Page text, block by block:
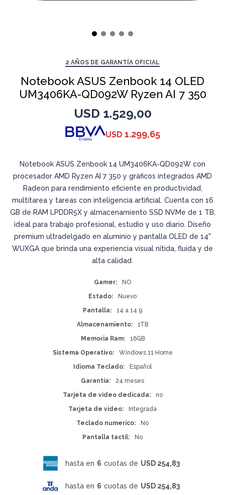
2 AÑOS DE GARANTÍA OFICIAL
Notebook ASUS Zenbook 14 OLED
UM3406KA-QD092W Ryzen AI 7 350
USD 1.529,00
USD 1.299,65
Notebook ASUS Zenbook 14 UM3406KA-QD092W con
procesador AMD Ryzen AI 7 350 y gráficos integrados AMD
Radeon para rendimiento eficiente en productividad,
multitarea y tareas con inteligencia artificial. Cuenta con 16
GB de RAM LPDDR5X y almacenamiento SSD NVMe de 1 TB,
ideal para trabajo profesional, estudio y uso diario. Diseño
premium ultradelgado en aluminio y pantalla OLED de 14"
WUXGA que brinda una experiencia visual nítida, fluida y de
alta calidad.
Gamer
NO
Estado
Nuevo
Pantalla
14 a 14.9
Almacenamiento
1TB
Memoria Ram
16GB
Sistema Operativo
Windows 11 Home
Idioma Teclado
Español
Garantía
24 meses
Tarjeta de video dedicada
no
Tarjeta de video
Integrada
Teclado numerico
No
Pantalla tactil
No
hasta en 6 cuotas de USD 254,83
hasta en 6 cuotas de USD 254,83